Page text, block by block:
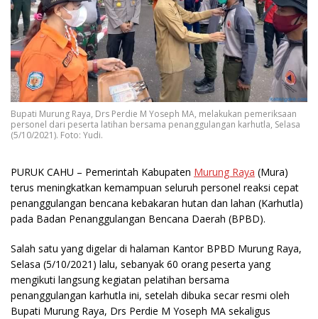
Bupati Murung Raya, Drs Perdie M Yoseph MA, melakukan pemeriksaan
personel dari peserta latihan bersama penanggulangan karhutla, Selasa
(5/10/2021). Foto: Yudi.
PURUK CAHU – Pemerintah Kabupaten Murung Raya (Mura)
terus meningkatkan kemampuan seluruh personel reaksi cepat
penanggulangan bencana kebakaran hutan dan lahan (Karhutla)
pada Badan Penanggulangan Bencana Daerah (BPBD).
Salah satu yang digelar di halaman Kantor BPBD Murung Raya,
Selasa (5/10/2021) lalu, sebanyak 60 orang peserta yang
mengikuti langsung kegiatan pelatihan bersama
penanggulangan karhutla ini, setelah dibuka secar resmi oleh
Bupati Murung Raya, Drs Perdie M Yoseph MA sekaligus